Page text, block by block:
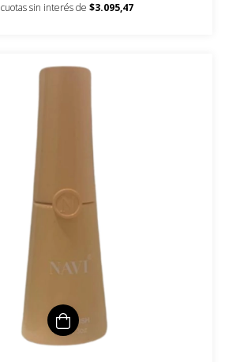
cuotas sin interés de $3.095,47